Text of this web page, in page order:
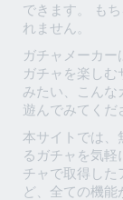
できます。 も
れません。
ガチャメーカー
ガチャを楽しむ
みたい、こんな
遊んでみてくだ
本サイトでは、
るガチャを気
チャで取得した
ど、全ての機能